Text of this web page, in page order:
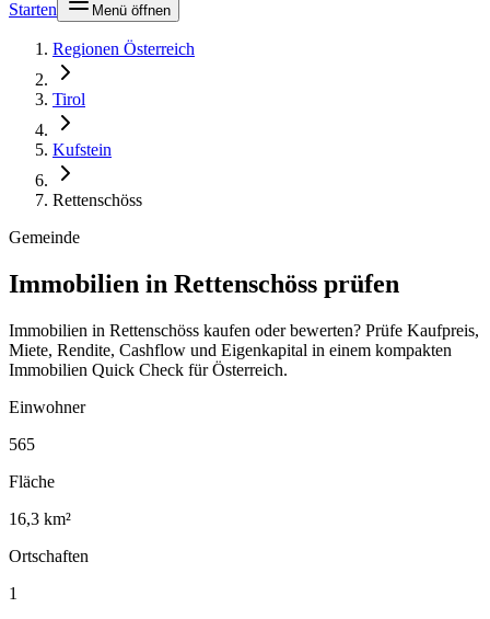
Starten
Menü öffnen
Regionen Österreich
Tirol
Kufstein
Rettenschöss
Gemeinde
Immobilien in Rettenschöss prüfen
Immobilien in Rettenschöss kaufen oder bewerten? Prüfe Kaufpreis,
Miete, Rendite, Cashflow und Eigenkapital in einem kompakten
Immobilien Quick Check für Österreich.
Einwohner
565
Fläche
16,3 km²
Ortschaften
1